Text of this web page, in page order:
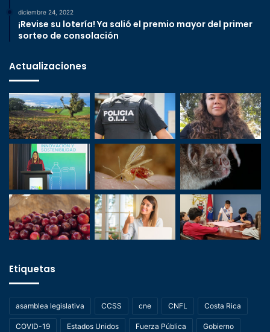
diciembre 24, 2022
¡Revise su lotería! Ya salió el premio mayor del primer
sorteo de consolación
Actualizaciones
Etiquetas
asamblea legislativa CCSS cne CNFL Costa Rica
COVID-19 Estados Unidos Fuerza Pública Gobierno